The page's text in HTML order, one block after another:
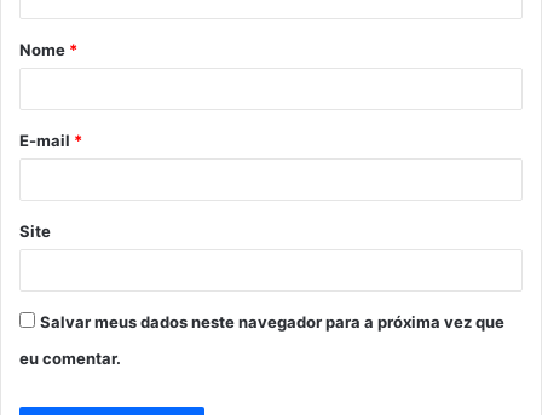
á
r
*
Nome *
E-mail *
Site
Salvar meus dados neste navegador para a próxima vez que
eu comentar.